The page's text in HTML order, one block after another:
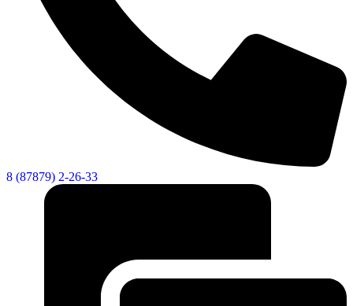
8 (87879) 2-26-33